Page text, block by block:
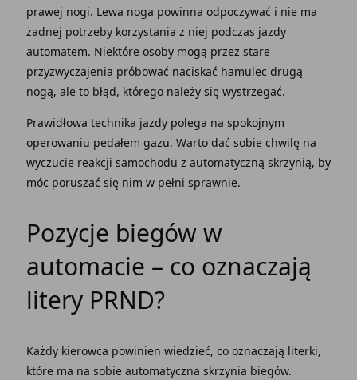
prawej nogi. Lewa noga powinna odpoczywać i nie ma
żadnej potrzeby korzystania z niej podczas jazdy
automatem. Niektóre osoby mogą przez stare
przyzwyczajenia próbować naciskać hamulec drugą
nogą, ale to błąd, którego należy się wystrzegać.
Prawidłowa technika jazdy polega na spokojnym
operowaniu pedałem gazu. Warto dać sobie chwilę na
wyczucie reakcji samochodu z automatyczną skrzynią, by
móc poruszać się nim w pełni sprawnie.
Pozycje biegów w
automacie – co oznaczają
litery PRND?
Każdy kierowca powinien wiedzieć, co oznaczają literki,
które ma na sobie automatyczna skrzynia biegów.